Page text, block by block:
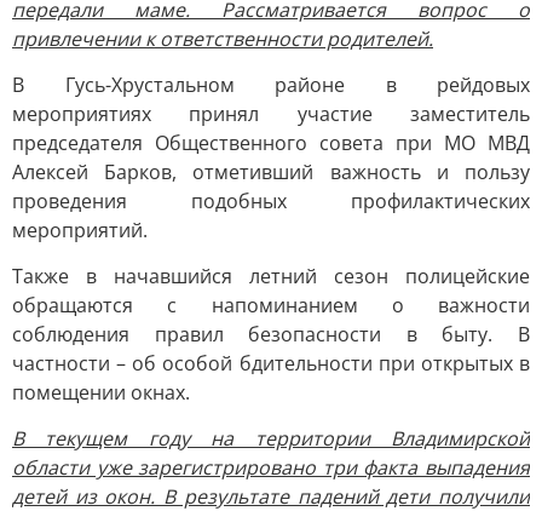
передали маме. Рассматривается вопрос о
привлечении к ответственности родителей.
В Гусь-Хрустальном районе в рейдовых
мероприятиях принял участие заместитель
председателя Общественного совета при МО МВД
Алексей Барков, отметивший важность и пользу
проведения подобных профилактических
мероприятий.
Также в начавшийся летний сезон полицейские
обращаются с напоминанием о важности
соблюдения правил безопасности в быту. В
частности – об особой бдительности при открытых в
помещении окнах.
В текущем году на территории Владимирской
области уже зарегистрировано три факта выпадения
детей из окон. В результате падений дети получили